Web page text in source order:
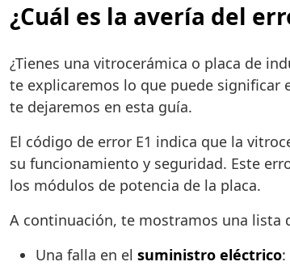
¿Cuál es la avería del
¿Tienes una vitrocerámica o placa de
te explicaremos lo que puede significar
te dejaremos en esta guía.
El código de error E1 indica que la
su funcionamiento y seguridad. Este
los módulos de potencia de la placa.
A continuación, te mostramos una lista
Una falla en el suministro eléctrico